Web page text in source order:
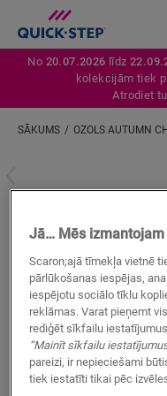
No 20.07.2026 līdz
kolekcijām tiek
Atrodiet
SĀKUMS OZOLS AUTUMN
Ozols Autumn
VINILA AKSESUĀRI VINYL
Jā… Mēs
Scaron;ajā tīmekļa vietnē
pārlūkošanas iespējas,
iespējotu sociālo tīklu
reklāmas. Varat pieņemt
rediģēt sīkfailu
“Mainīt sīkfailu
pareizi, ir nepieciešami
tiek iestatīti tikai pēc